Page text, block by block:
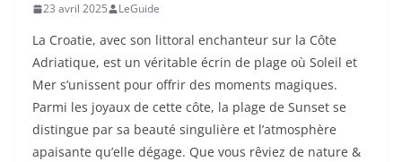
23 avril 2025 LeGuide
La Croatie, avec son littoral enchanteur sur la Côte
Adriatique, est un véritable écrin de plage où Soleil et
Mer s’unissent pour offrir des moments magiques.
Parmi les joyaux de cette côte, la plage de Sunset se
distingue par sa beauté singulière et l’atmosphère
apaisante qu’elle dégage. Que vous rêviez de nature &